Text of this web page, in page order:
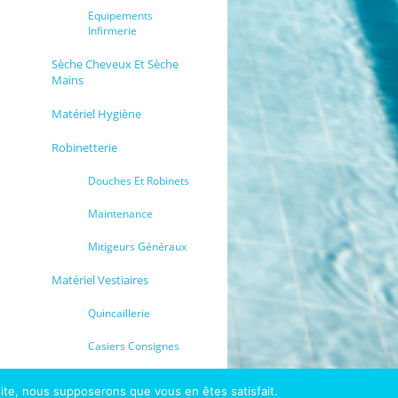
Equipements
Infirmerie
Sèche Cheveux Et Sèche
Mains
Matériel Hygiène
Robinetterie
Douches Et Robinets
Maintenance
Mitigeurs Généraux
Matériel Vestiaires
Quincaillerie
Casiers Consignes
nous supposerons que vous en êtes satisfait.